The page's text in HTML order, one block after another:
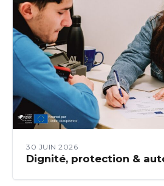
30 JUIN 2026
Dignité, protection &